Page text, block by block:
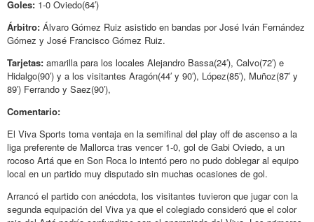
Goles: 1-0 Oviedo(64′)
Árbitro: Álvaro Gómez Ruiz asistido en bandas por José Iván Fernández
Gómez y José Francisco Gómez Ruiz.
Tarjetas: amarilla para los locales Alejandro Bassa(24′), Calvo(72′) e
Hidalgo(90′) y a los visitantes Aragón(44′ y 90′), López(85′), Muñoz(87′ y
89′) Ferrando y Saez(90′),
Comentario:
El Viva Sports toma ventaja en la semifinal del play off de ascenso a la
liga preferente de Mallorca tras vencer 1-0, gol de Gabi Oviedo, a un
rocoso Artá que en Son Roca lo intentó pero no pudo doblegar al equipo
local en un partido muy disputado sin muchas ocasiones de gol.
Arrancó el partido con anécdota, los visitantes tuvieron que jugar con la
segunda equipación del Viva ya que el colegiado consideró que el color